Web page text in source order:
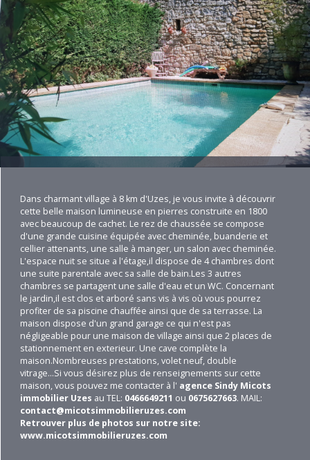
Plus de
détails
Bilan
Dans charmant village à 8 km d'Uzes, je vous invite à découvrir
cette belle maison lumineuse en pierres construite en 1800
avec beaucoup de cachet. Le rez de chaussée se compose
d'une grande cuisine équipée avec cheminée, buanderie et
cellier attenants, une salle à manger, un salon avec cheminée.
L'espace nuit se situe a l'étage,il dispose de 4 chambres dont
une suite parentale avec sa salle de bain.Les 3 autres
chambres se partagent une salle d'eau et un WC. Concernant
le jardin,il est clos et arboré sans vis à vis où vous pourrez
profiter de sa piscine chauffée ainsi que de sa terrasse. La
maison dispose d'un grand garage ce qui n'est pas
négligeable pour une maison de village ainsi que 2 places de
stationnement en exterieur. Une cave complète la
maison.Nombreuses prestations, volet neuf, double
vitrage...Si vous désirez plus de renseignements sur cette
maison, vous pouvez me contacter à l' agence Sindy Micots
immobilier Uzes au TEL: 0466649211 ou 0675627663. MAIL:
contact@micotsimmobilieruzes.com
Retrouver plus de photos sur notre site:
www.micotsimmobilieruzes.com